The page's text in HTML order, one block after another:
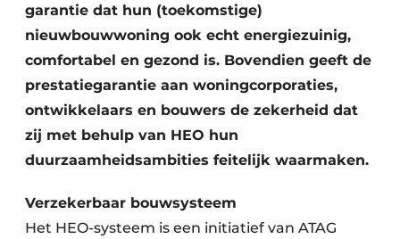
garantie dat hun (toekomstige)
nieuwbouwwoning ook echt energiezuinig,
comfortabel en gezond is. Bovendien geeft de
prestatiegarantie aan woningcorporaties,
ontwikkelaars en bouwers de zekerheid dat
zij met behulp van HEO hun
duurzaamheidsambities feitelijk waarmaken.
Verzekerbaar bouwsysteem
Het HEO-systeem is een initiatief van ATAG